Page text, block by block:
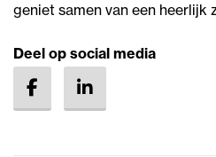
geniet samen van een heerlijk
Deel op social media